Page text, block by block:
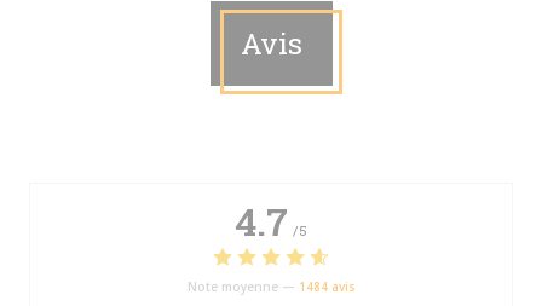
Avis
4.7 /5
Note moyenne — 1484 avis